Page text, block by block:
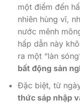
một điểm đến
nhiên hùng vĩ,
nước mênh
hấp dẫn này
ra một “làn
bất động sản
Đặc biệt, từ
thức sáp nhập